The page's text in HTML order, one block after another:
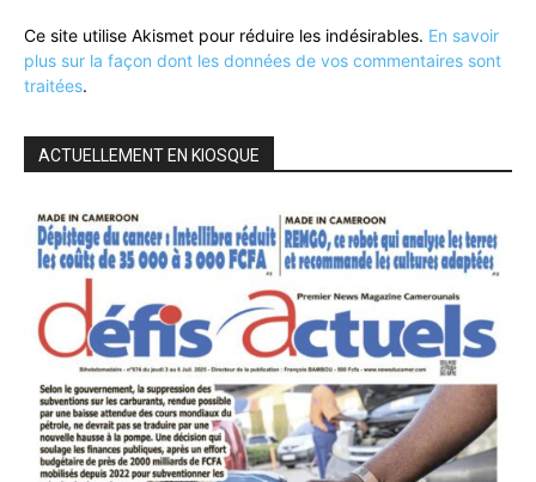
Ce site utilise Akismet pour réduire les indésirables. En savoir
plus sur la façon dont les données de vos commentaires sont
traitées.
ACTUELLEMENT EN KIOSQUE